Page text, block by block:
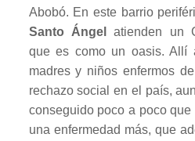
Abobó. En este barrio
Santo Ángel
atienden un
que es como un oasis. Allí
madres y niños enfermos
rechazo social en el país,
conseguido poco a poco
una enfermedad más, que